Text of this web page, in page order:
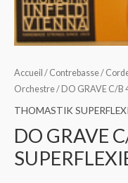
Accueil / Contrebasse/
Orchestre/ DO GRAVE C/B
THOMASTIK
DO GRAVE